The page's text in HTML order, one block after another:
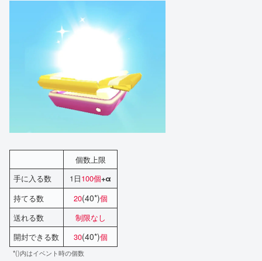
個数上限
手に入る数
1日100個+α
持てる数 20(40*)個
送れる数
制限なし
開封できる数
30(40*)個
*()内はイベント時の個数